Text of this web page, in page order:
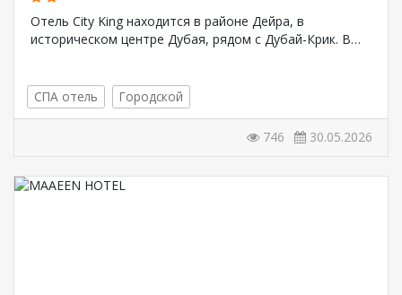
Отель City King находится в районе Дейра, в
историческом центре Дубая, рядом с Дубай-Крик. В…
СПА отель Городской
746 30.05.2026